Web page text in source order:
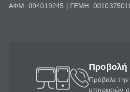
ΑΦΜ: 094019245 | ΓΕΜΗ:
Προβολή
Πρόβαλε την
υπηρεσιών